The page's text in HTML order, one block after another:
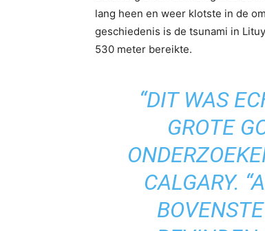
lang heen en weer klotste in de
geschiedenis is de tsunami in
530 meter bereikte.
“DIT WAS
GROTE
CALGARY.